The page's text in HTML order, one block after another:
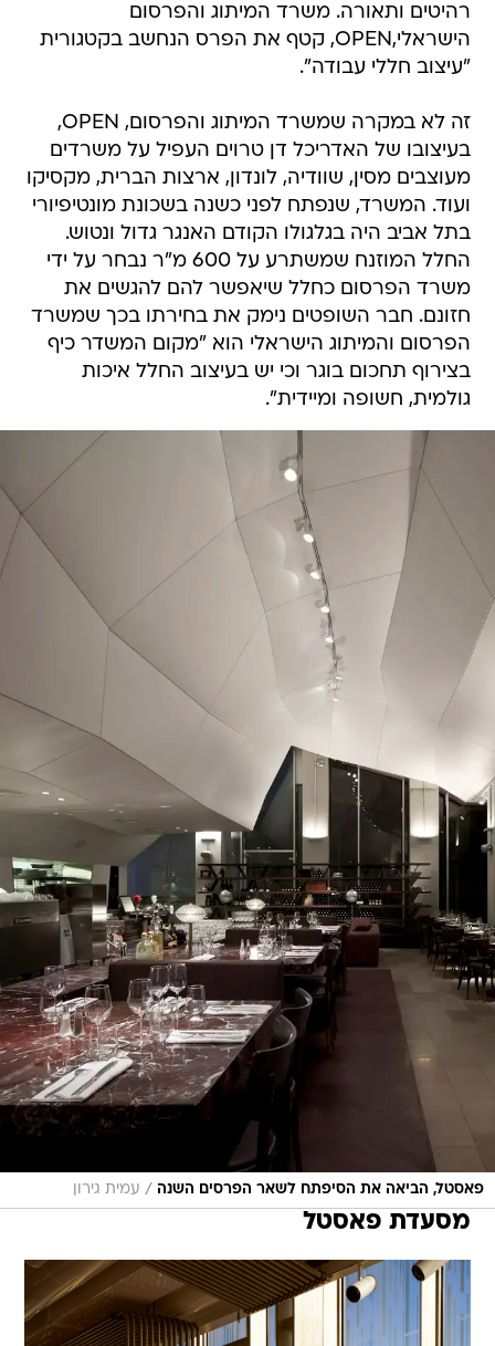
רהיטים ותאורה. משרד המיתוג והפרסום
הישראלי,OPEN, קטף את הפרס הנחשב בקטגורית
"עיצוב חללי עבודה".
זה לא במקרה שמשרד המיתוג והפרסום, OPEN,
בעיצובו של האדריכל דן טרוים העפיל על משרדים
מעוצבים מסין, שוודיה, לונדון, ארצות הברית, מקסיקו
ועוד. המשרד, שנפתח לפני כשנה בשכונת מונטיפיורי
בתל אביב היה בגלגולו הקודם האנגר גדול ונטוש.
החלל המוזנח שמשתרע על 600 מ"ר נבחר על ידי
משרד הפרסום כחלל שיאפשר להם להגשים את
חזונם. חבר השופטים נימק את בחירתו בכך שמשרד
הפרסום והמיתוג הישראלי הוא "מקום המשדר כיף
בצירוף תחכום בוגר וכי יש בעיצוב החלל איכות
גולמית, חשופה ומיידית".
פאסטל, הביאה את הסיפתח לשאר הפרסים השנה / עמית גירון
מסעדת פאסטל